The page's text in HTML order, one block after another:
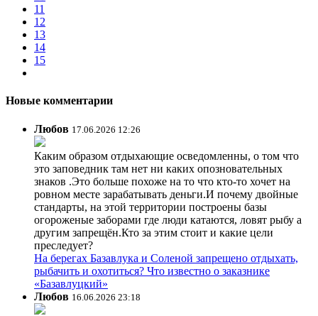
11
12
13
14
15
Новые комментарии
Любов 17.06.2026 12:26
Каким образом отдыхающие осведомленны, о том что
это заповедник там нет ни каких опозновательных
знаков .Это больше похоже на то что кто-то хочет на
ровном месте зарабатывать деньги.И почему двойные
стандарты, на этой территории построены базы
огороженые заборами где люди катаются, ловят рыбу а
другим запрещён.Кто за этим стоит и какие цели
преследует?
На берегах Базавлука и Соленой запрещено отдыхать,
рыбачить и охотиться? Что известно о заказнике
«Базавлуцкий»
Любов 16.06.2026 23:18